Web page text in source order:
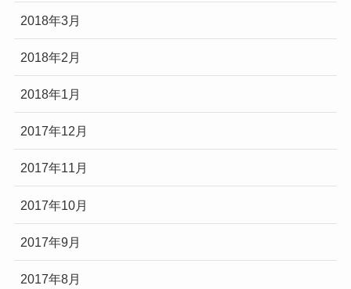
2018年3月
2018年2月
2018年1月
2017年12月
2017年11月
2017年10月
2017年9月
2017年8月